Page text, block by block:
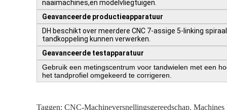
naaimachines,en modelvliegtuigen.
Geavanceerde productieapparatuur
DH beschikt over meerdere CNC 7-assige 5-linking
tandkoppeling kunnen verwerken.
Geavanceerde testapparatuur
Gebruik een metingscentrum voor tandwielen met een
het tandprofiel omgekeerd te corrigeren.
Taggen: CNC-Machineversnellingsgereedschap, Machines